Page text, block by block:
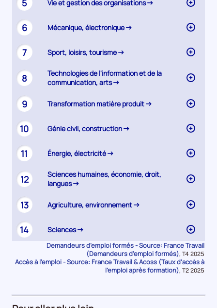
5 Vie et gestion des organisations
6 Mécanique, électronique
7 Sport, loisirs, tourisme
8
Technologies de l'information et de la
communication, arts
9 Transformation matière produit
10 Génie civil, construction
11 Énergie, électricité
12
Sciences humaines, économie, droit,
langues
13 Agriculture, environnement
14 Sciences
Demandeurs d’emploi formés - Source: France Travail
(Demandeurs d'emploi formés), Données
pour
la
T4 2025
Accès à l’emploi - Source: France Travail & Acoss (Taux d'accès à
l'emploi après formation), Données
T2 2025